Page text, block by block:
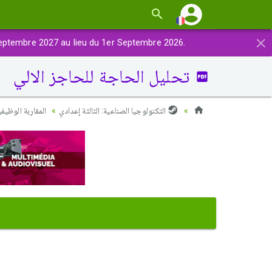
×
2027 au lieu du 1er Septembre 2026.
تحليل الحاجة للحاجز الالي
التكنولوجيا الصناعية: الثالثة إعدادي المقاربة